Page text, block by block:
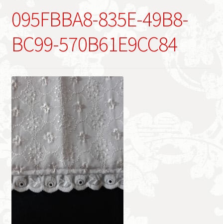
095FBBA8-835E-49B8-
BC99-570B61E9CC84